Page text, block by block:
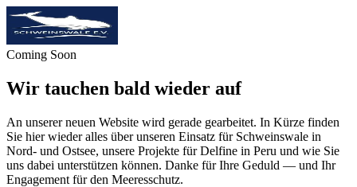
Coming Soon
Wir tauchen bald wieder auf
An unserer neuen Website wird gerade gearbeitet. In Kürze finden
Sie hier wieder alles über unseren Einsatz für Schweinswale in
Nord- und Ostsee, unsere Projekte für Delfine in Peru und wie Sie
uns dabei unterstützen können. Danke für Ihre Geduld — und Ihr
Engagement für den Meeresschutz.